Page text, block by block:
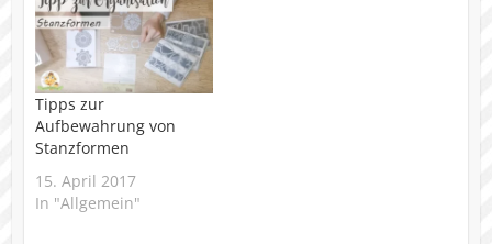
Tipps zur
Aufbewahrung von
Stanzformen
15. April 2017
In "Allgemein"